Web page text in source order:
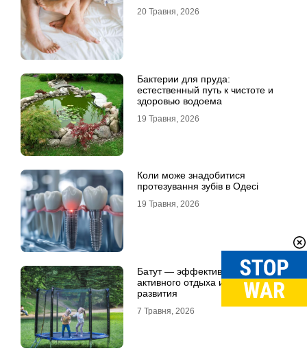
20 Травня, 2026
Бактерии для пруда:
естественный путь к чистоте и
здоровью водоема
19 Травня, 2026
Коли може знадобитися
протезування зубів в Одесі
19 Травня, 2026
Батут — эффективный способ
активного отдыха и физического
развития
7 Травня, 2026